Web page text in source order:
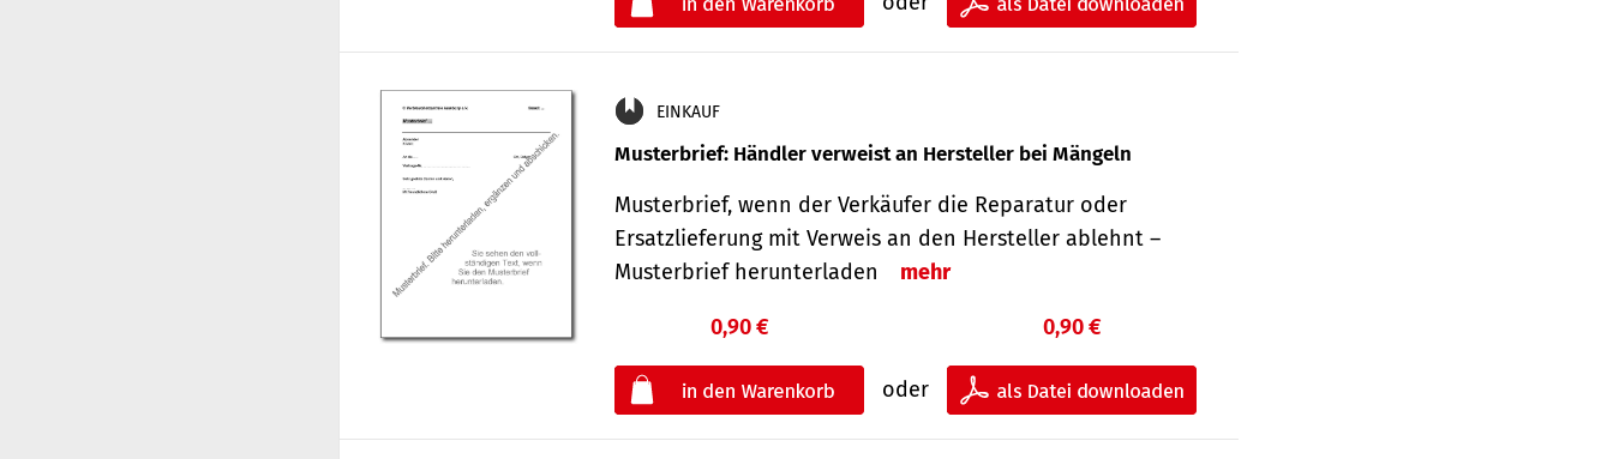
EINKAUF
Musterbrief: Händler verweist an Hersteller bei Mängeln
Musterbrief, wenn der Verkäufer die Reparatur oder
Ersatzlieferung mit Verweis an den Hersteller ablehnt –
Musterbrief herunterladen
mehr
0,90 €
oder
0,90 €